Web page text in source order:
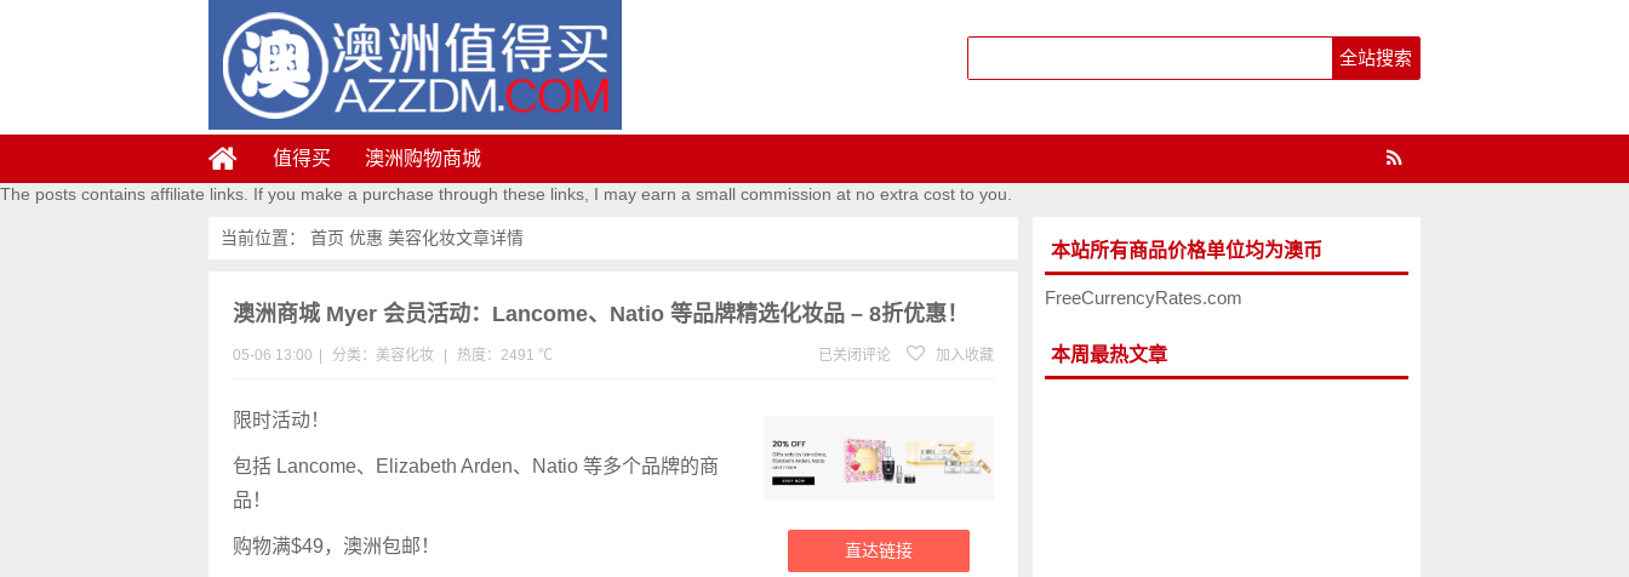
值得买 澳洲购物商城
The posts contains affiliate links. If you make a purchase through these links, I may earn a small commission at no extra cost to you.
当前位置： 首页 优惠 美容化妆文章详情
澳洲商城 Myer 会员活动：Lancome、Natio 等品牌精选化妆品 – 8折优惠！
05-06 13:00 分类： 美容化妆 热度：2491 ℃ 已关闭评论 加入收藏
直达链接
限时活动！
包括 Lancome、Elizabeth Arden、Natio 等多个品牌的商
品！
购物满$49，澳洲包邮！
本站所有商品价格单位均为澳币
FreeCurrencyRates.com
本周最热文章